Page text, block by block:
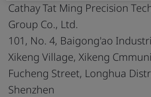
Cathay Tat Ming Precision
Group Co., Ltd.
101, No. 4, Baigong'ao
Xikeng Village, Xikeng
Fucheng Street, Longhua
Shenzhen